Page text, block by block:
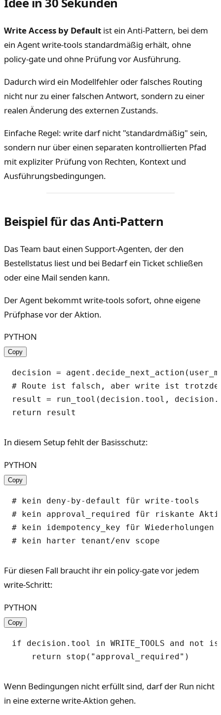
Write Access by Default ist ein Anti-Pattern, bei dem
ein Agent write-tools standardmäßig erhält, ohne
policy-gate und ohne Prüfung vor Ausführung.
Dadurch wird ein Modellfehler oder falsches Routing
nicht nur zu einer falschen Antwort, sondern zu einer
realen Änderung des externen Zustands.
Einfache Regel: write darf nicht "standardmäßig" sein,
sondern nur über einen separaten kontrollierten Pfad
mit expliziter Prüfung von Rechten, Kontext und
Ausführungsbedingungen.
Beispiel für das Anti-Pattern
Das Team baut einen Support-Agenten, der den
Bestellstatus liest und bei Bedarf ein Ticket schließen
oder eine Mail senden kann.
Der Agent bekommt write-tools sofort, ohne eigene
Prüfphase vor der Aktion.
PYTHON
Copy
decision =
# Route ist falsch, aber write ist
result = run_tool(decision.tool,
In diesem Setup fehlt der Basisschutz:
PYTHON
Copy
# kein deny-by-default für write-tools
# kein approval_required für riskante
# kein idempotency_key für Wiederholungen
Für diesen Fall braucht ihr ein policy-gate vor jedem
write-Schritt:
PYTHON
Copy
if decision.tool in WRITE_TOOLS and not
Wenn Bedingungen nicht erfüllt sind, darf der Run nicht
in eine externe write-Aktion gehen.